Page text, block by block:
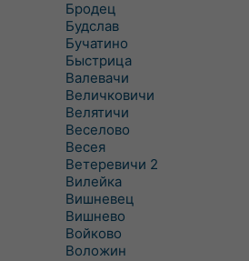
Бродец
Будслав
Бучатино
Быстрица
Валевачи
Величковичи
Велятичи
Веселово
Весея
Ветеревичи 2
Вилейка
Вишневец
Вишнево
Войково
Воложин